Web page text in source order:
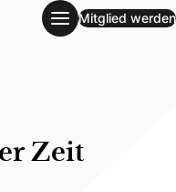
Mitglied werden
Zeit